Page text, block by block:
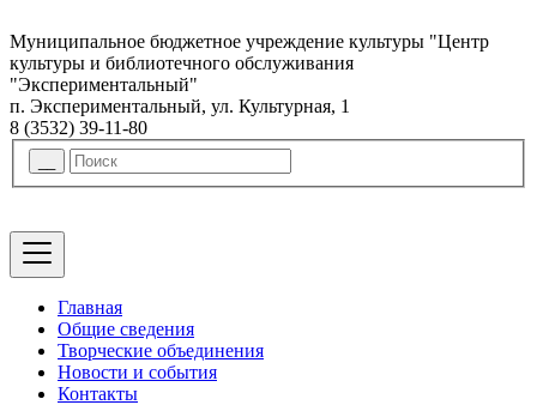
Муниципальное бюджетное учреждение культуры "Центр
культуры и библиотечного обслуживания
"Экспериментальный"
п. Экспериментальный, ул. Культурная, 1
8 (3532) 39-11-80
Главная
Общие сведения
Творческие объединения
Новости и события
Контакты